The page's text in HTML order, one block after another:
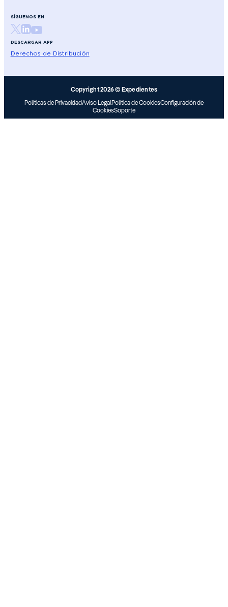
SÍGUENOS EN
DESCARGAR APP
Derechos de Distribución
Copyright 2026 © Expedientes
Políticas de PrivacidadAviso LegalPolítica de CookiesConfiguración de
CookiesSoporte